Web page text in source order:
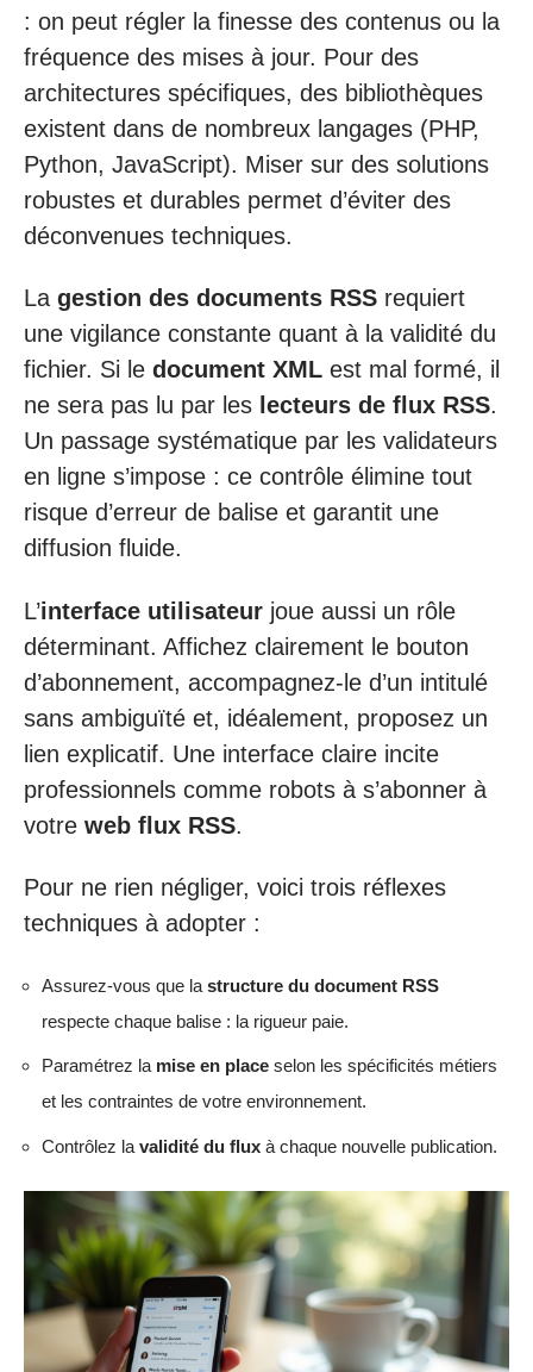
: on peut régler la finesse des contenus ou la
fréquence des mises à jour. Pour des
architectures spécifiques, des bibliothèques
existent dans de nombreux langages (PHP,
Python, JavaScript). Miser sur des solutions
robustes et durables permet d’éviter des
déconvenues techniques.
La gestion des documents RSS requiert
une vigilance constante quant à la validité du
fichier. Si le document XML est mal formé, il
ne sera pas lu par les lecteurs de flux RSS.
Un passage systématique par les validateurs
en ligne s’impose : ce contrôle élimine tout
risque d’erreur de balise et garantit une
diffusion fluide.
L’interface utilisateur joue aussi un rôle
déterminant. Affichez clairement le bouton
d’abonnement, accompagnez-le d’un intitulé
sans ambiguïté et, idéalement, proposez un
lien explicatif. Une interface claire incite
professionnels comme robots à s’abonner à
votre web flux RSS.
Pour ne rien négliger, voici trois réflexes
techniques à adopter :
Assurez-vous que la structure du document RSS
respecte chaque balise : la rigueur paie.
Paramétrez la mise en place selon les spécificités métiers
et les contraintes de votre environnement.
Contrôlez la validité du flux à chaque nouvelle publication.